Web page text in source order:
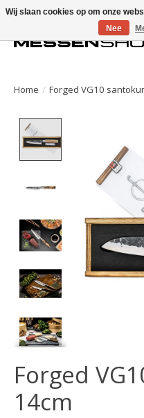
Home / Forged VG10
Forged
14cm
Wij slaan cookies op om onze
Nee